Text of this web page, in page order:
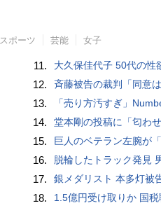
スポーツ 芸能 女子
11. 大久保佳代子 50代の性
12. 斉藤被告の裁判「同意は
13. 「売り方汚すぎ」
14. 堂本剛の投稿に「匂わせ
15. 巨人のベテラン左腕が
16. 脱輪したトラック発見
17. 銀メダリスト 本多灯被
18. 1.5億円受け取りか 国